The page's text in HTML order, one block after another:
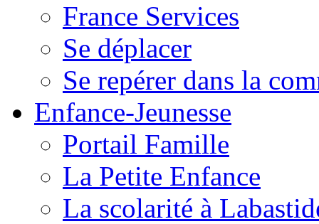
France Services
Se déplacer
Se repérer dans la
Enfance-Jeunesse
Portail Famille
La Petite Enfance
La scolarité à